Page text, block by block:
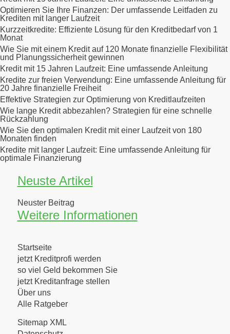
Optimieren Sie Ihre Finanzen: Der umfassende Leitfaden zu
Krediten mit langer Laufzeit
Kurzzeitkredite: Effiziente Lösung für den Kreditbedarf von 1
Monat
Wie Sie mit einem Kredit auf 120 Monate finanzielle Flexibilität
und Planungssicherheit gewinnen
Kredit mit 15 Jahren Laufzeit: Eine umfassende Anleitung
Kredite zur freien Verwendung: Eine umfassende Anleitung für
20 Jahre finanzielle Freiheit
Effektive Strategien zur Optimierung von Kreditlaufzeiten
Wie lange Kredit abbezahlen? Strategien für eine schnelle
Rückzahlung
Wie Sie den optimalen Kredit mit einer Laufzeit von 180
Monaten finden
Kredite mit langer Laufzeit: Eine umfassende Anleitung für
optimale Finanzierung
Neuste Artikel
Neuster Beitrag
Weitere Informationen
Startseite
jetzt Kreditprofi werden
so viel Geld bekommen Sie
jetzt Kreditanfrage stellen
Über uns
Alle Ratgeber
Sitemap XML